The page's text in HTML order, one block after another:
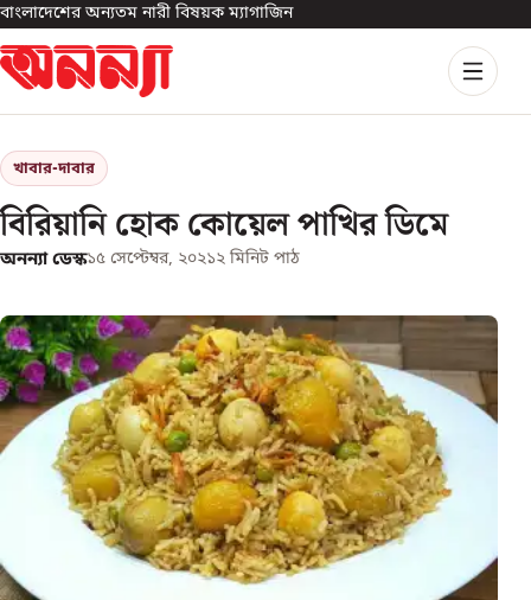
বাংলাদেশের অন্যতম নারী বিষয়ক ম্যাগাজিন
খাবার-দাবার
বিরিয়ানি হোক কোয়েল পাখির ডিমে
অনন্যা ডেস্ক১৫ সেপ্টেম্বর, ২০২১২ মিনিট পাঠ